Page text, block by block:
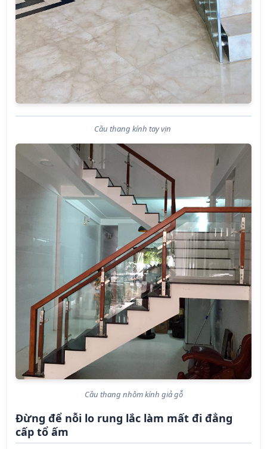
Cầu thang kính tay vịn
Cầu thang nhôm kính giả gỗ
Đừng để nỗi lo rung lắc làm mất đi đẳng
cấp tổ ấm